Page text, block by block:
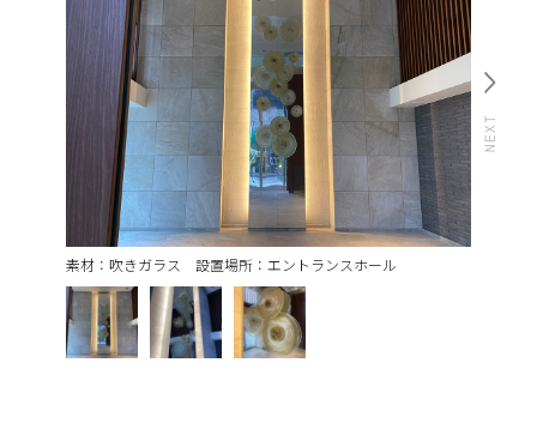
素材：吹きガラス 設置場所：エントランスホール